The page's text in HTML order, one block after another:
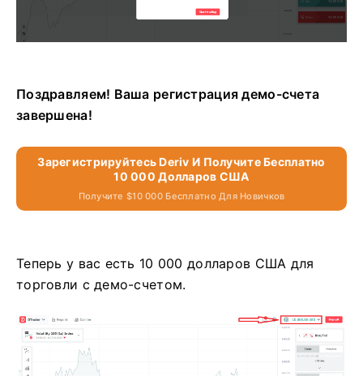
Поздравляем! Ваша регистрация демо-счета
завершена!
Зарегистрируйтесь Deriv И Получите Бесплатно
10 000 Долларов США
Получите $10 000 Бесплатно Для Новичков
Теперь у вас есть 10 000 долларов США для
торговли с демо-счетом.